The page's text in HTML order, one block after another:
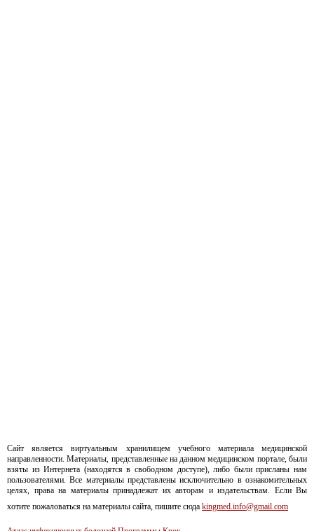
Сайт является виртуальным хранилищем учебного материала медицинской
направленности. Материалы, представленные на данном медицинском портале, были
взяты из Интернета (находятся в свободном доступе), либо были присланы нам
пользователями. Все материалы представлены исключительно в ознакомительных
целях, права на материалы принадлежат их авторам и издательствам. Если Вы
хотите пожаловаться на материалы сайта, пишите сюда kingmed.info@gmail.com